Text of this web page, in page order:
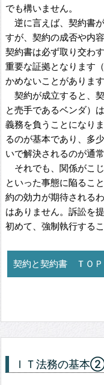
でも構いません。
逆に言えば、契約書
すが、契約の成否や内
契約書は必ず取り交わ
重要な証拠となります
かめないことがあります
契約が成立すると、
と売手であるベンダ）
義務を負うことになり
るのが基本であり、多
いで解決されるのが通常
それでも、関係がこ
といった事態に陥るこ
約の効力が期待される
はありません。訴訟を
初めて、強制執行する
契約と契約書 ＴＯＰ
ＩＴ法務の基本